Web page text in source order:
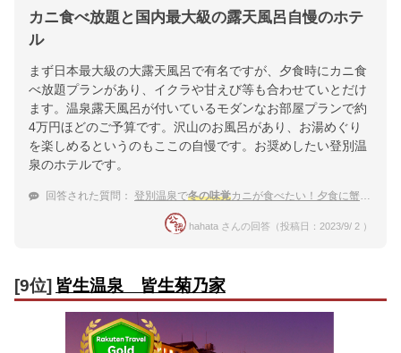
カニ食べ放題と国内最大級の露天風呂自慢のホテ
ル
まず日本最大級の大露天風呂で有名ですが、夕食時にカニ食
べ放題プランがあり、イクラや甘えび等も合わせていとだけ
ます。温泉露天風呂が付いているモダンなお部屋プランで約
4万円ほどのご予算です。沢山のお風呂があり、お湯めぐり
を楽しめるというのもここの自慢です。お奨めしたい登別温
泉のホテルです。
回答された質問： 登別温泉で冬の味覚カニが食べたい！夕食に蟹を出してくれる温泉宿おすすめは？
hahata さんの回答（投稿日：2023/9/ 2 ）
[9位] 皆生温泉 皆生菊乃家